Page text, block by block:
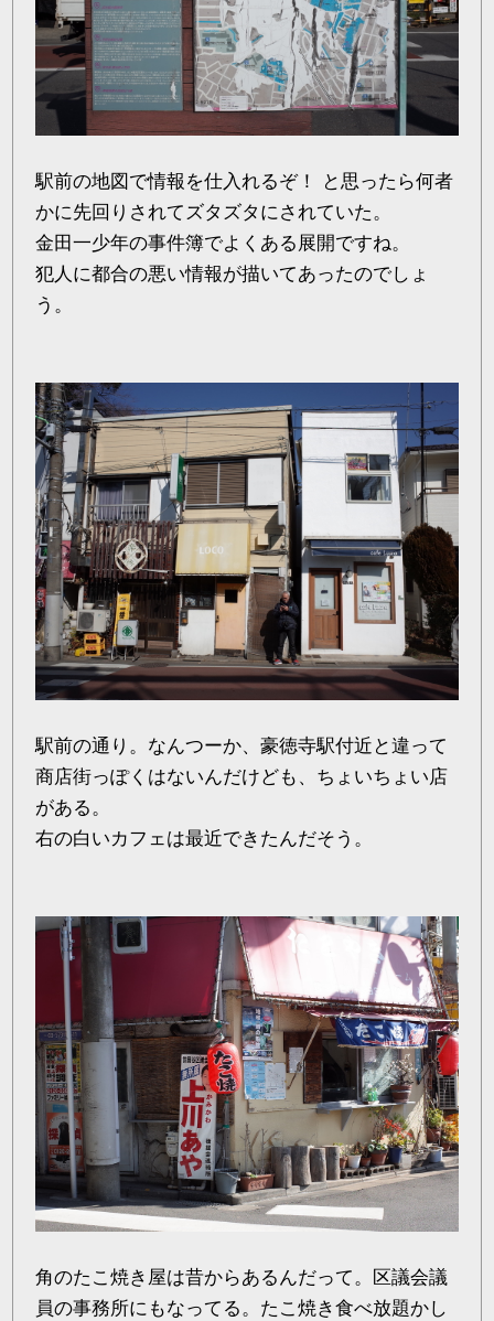
駅前の地図で情報を仕入れるぞ！ と思ったら何者
かに先回りされてズタズタにされていた。
金田一少年の事件簿でよくある展開ですね。
犯人に都合の悪い情報が描いてあったのでしょ
う。
駅前の通り。なんつーか、豪徳寺駅付近と違って
商店街っぽくはないんだけども、ちょいちょい店
がある。
右の白いカフェは最近できたんだそう。
角のたこ焼き屋は昔からあるんだって。区議会議
員の事務所にもなってる。たこ焼き食べ放題かし